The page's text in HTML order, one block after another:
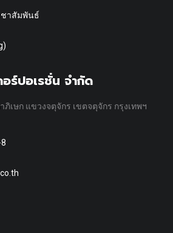
ชาสัมพันธ์
ร์ปอเรชั่น จำกัด
เษก แขวงจตุจักร เขตจตุจักร กรุงเทพฯ